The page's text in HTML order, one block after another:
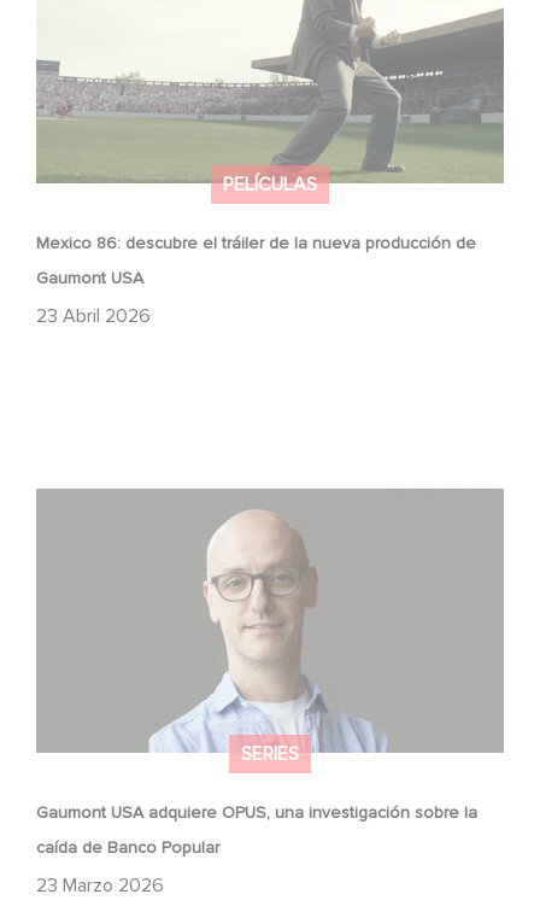
PELÍCULAS
Mexico 86: descubre el tráiler de la nueva producción de
Gaumont USA
23 Abril 2026
SERIES
Gaumont USA adquiere OPUS, una investigación sobre la
caída de Banco Popular
23 Marzo 2026
Gaumont USA adquiere OPUS, una investigación sobre
la caída de Banco Popular